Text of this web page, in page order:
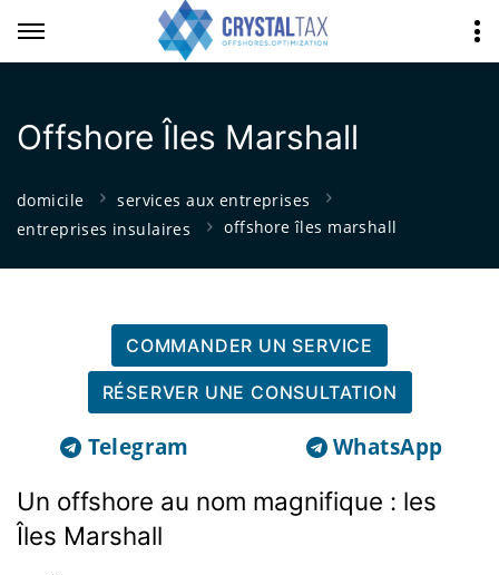
Offshore Îles Marshall
domicile
services aux entreprises
entreprises insulaires
offshore îles marshall
COMMANDER UN SERVICE
RÉSERVER UNE CONSULTATION
Telegram WhatsApp
Un offshore au nom magnifique : les
Îles Marshall